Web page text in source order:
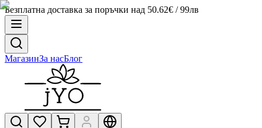
Безплатна доставка за поръчки над 50.62€ / 99лв
МагазинЗа насБлог